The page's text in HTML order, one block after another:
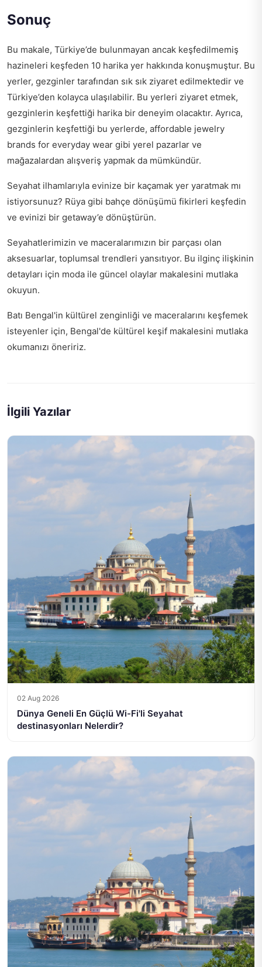
Sonuç
Bu makale, Türkiye’de bulunmayan ancak keşfedilmemiş
hazineleri keşfeden 10 harika yer hakkında konuşmuştur. Bu
yerler, gezginler tarafından sık sık ziyaret edilmektedir ve
Türkiye’den kolayca ulaşılabilir. Bu yerleri ziyaret etmek,
gezginlerin keşfettiği harika bir deneyim olacaktır. Ayrıca,
gezginlerin keşfettiği bu yerlerde, affordable jewelry
brands for everyday wear gibi yerel pazarlar ve
mağazalardan alışveriş yapmak da mümkündür.
Seyahat ilhamlarıyla evinize bir kaçamak yer yaratmak mı
istiyorsunuz? Rüya gibi bahçe dönüşümü fikirleri keşfedin
ve evinizi bir getaway’e dönüştürün.
Seyahatlerimizin ve maceralarımızın bir parçası olan
aksesuarlar, toplumsal trendleri yansıtıyor. Bu ilginç ilişkinin
detayları için moda ile güncel olaylar makalesini mutlaka
okuyun.
Batı Bengal'in kültürel zenginliği ve maceralarını keşfemek
isteyenler için, Bengal'de kültürel keşif makalesini mutlaka
okumanızı öneririz.
İlgili Yazılar
02 Aug 2026
Dünya Geneli En Güçlü Wi-Fi'li Seyahat
destinasyonları Nelerdir?